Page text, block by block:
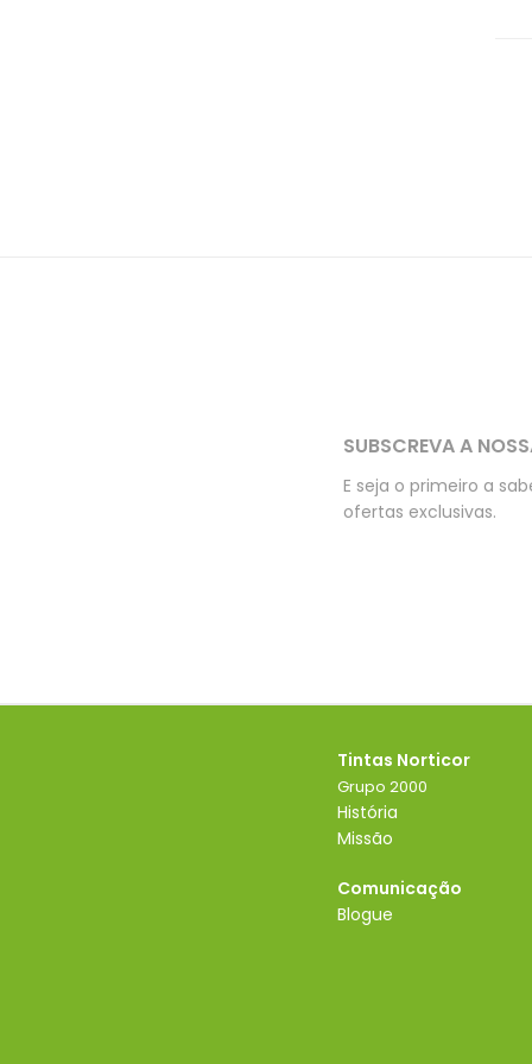
SUBSCREVA A
E seja o primeiro a
ofertas exclusivas.
Tintas Norticor
Grupo 2000
História
Missão
Comunicação
Blogue